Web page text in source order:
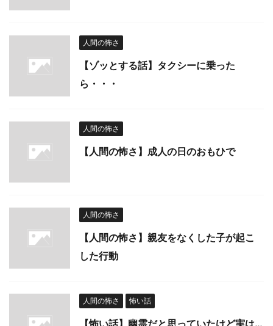
人間の怖さ
【ゾッとする話】タクシーに乗った
ら・・・
人間の怖さ
【人間の怖さ】成人の日のおもひで
人間の怖さ
【人間の怖さ】親友をなくした子が起こ
した行動
人間の怖さ 怖い話
【怖い話】幽霊だと思っていたけど実は…